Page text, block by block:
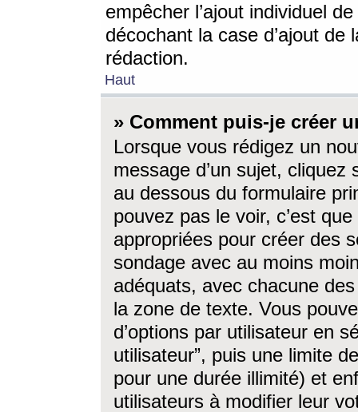
empêcher l’ajout individuel
décochant la case d’ajout
rédaction.
Haut
» Comment puis-je créer
Lorsque vous rédigez un
message d’un sujet, cliquez
au dessous du formulaire
pouvez pas le voir, c’est
appropriées pour créer des
sondage avec au moins
adéquats, avec chacune
la zone de texte. Vous
d’options par utilisateur en
utilisateur”, puis une limite
pour une durée illimité) et
utilisateurs à modifier leur